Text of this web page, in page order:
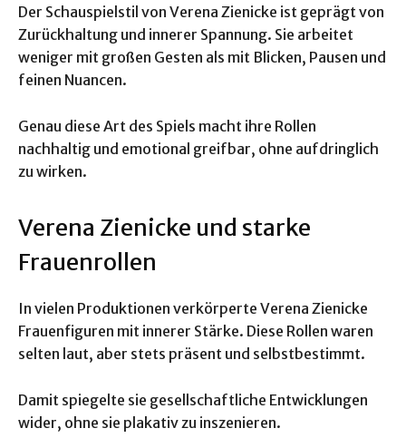
Der Schauspielstil von Verena Zienicke ist geprägt von
Zurückhaltung und innerer Spannung. Sie arbeitet
weniger mit großen Gesten als mit Blicken, Pausen und
feinen Nuancen.
Genau diese Art des Spiels macht ihre Rollen
nachhaltig und emotional greifbar, ohne aufdringlich
zu wirken.
Verena Zienicke und starke
Frauenrollen
In vielen Produktionen verkörperte Verena Zienicke
Frauenfiguren mit innerer Stärke. Diese Rollen waren
selten laut, aber stets präsent und selbstbestimmt.
Damit spiegelte sie gesellschaftliche Entwicklungen
wider, ohne sie plakativ zu inszenieren.